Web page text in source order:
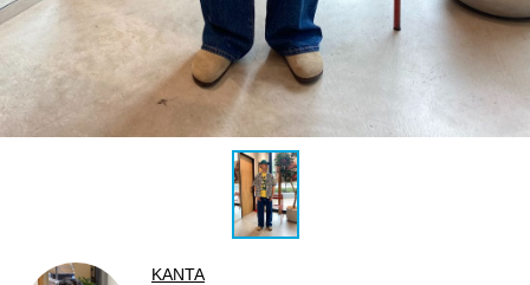
KANTA